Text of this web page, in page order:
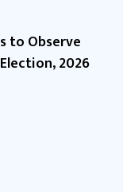
to Observe
2026